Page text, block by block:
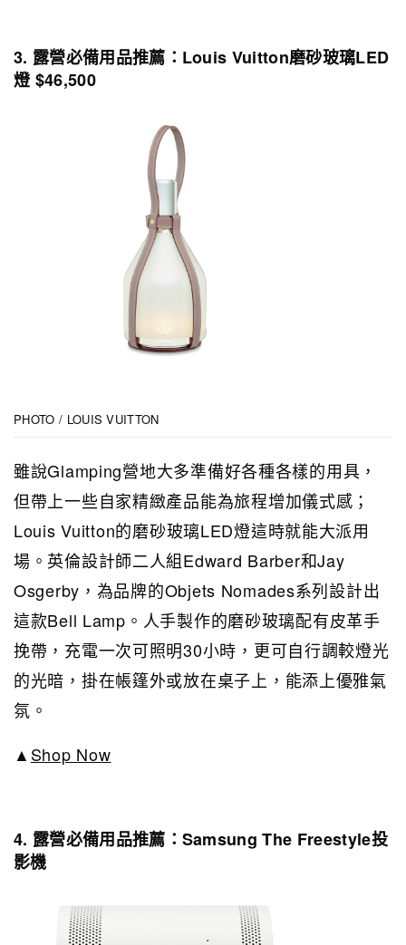
3. 露營必備用品推薦：Louis Vuitton磨砂玻璃LED
燈 $46,500
PHOTO / LOUIS VUITTON
雖說Glamping營地大多準備好各種各樣的用具，
但帶上一些自家精緻產品能為旅程增加儀式感；
Louis Vuitton的磨砂玻璃LED燈這時就能大派用
場。英倫設計師二人組Edward Barber和Jay
Osgerby，為品牌的Objets Nomades系列設計出
這款Bell Lamp。人手製作的磨砂玻璃配有皮革手
挽帶，充電一次可照明30小時，更可自行調較燈光
的光暗，掛在帳篷外或放在桌子上，能添上優雅氣
氛。
▲ Shop Now
4. 露營必備用品推薦：Samsung The Freestyle投
影機